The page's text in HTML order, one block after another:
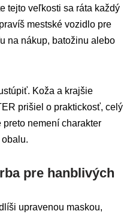
tejto veľkosti sa ráta každý
mestské vozidlo pre
na nákup, batožinu alebo
Koža a krajšie
prišiel o praktickosť, celý
nemení charakter
pre hanblivých
upravenou maskou,